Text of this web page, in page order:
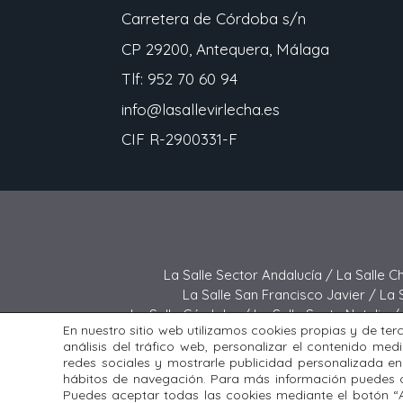
Carretera de Córdoba s/n
CP 29200, Antequera, Málaga
Tlf: 952 70 60 94
info@lasallevirlecha.es
CIF R-2900331-F
La Salle Sector Andalucía / La Salle
La Salle San Francisco Javier / La
La Salle Córdoba /La Salle Santa Natalia /
La Salle Buen Consejo /La
Todos los derechos reservados.
En nuestro sitio web utilizamos cookies propias y de
análisis del tráfico web, personalizar el contenido
redes sociales y mostrarle publicidad personalizada
hábitos de navegación. Para más información
Puedes aceptar todas las cookies mediante el botón